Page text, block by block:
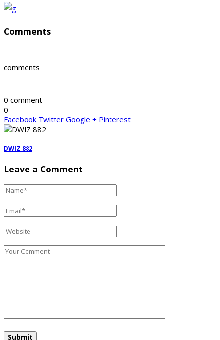
Comments
comments
0 comment
0
Facebook Twitter Google + Pinterest
DWIZ 882
Leave a Comment